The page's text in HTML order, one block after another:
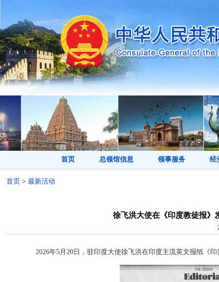
首页 总领馆信息 领事服务 经
首页 > 最新活动
徐飞洪大使在《印度教徒报》
2026年5月20日，驻印度大使徐飞洪在印度主流英文报纸《